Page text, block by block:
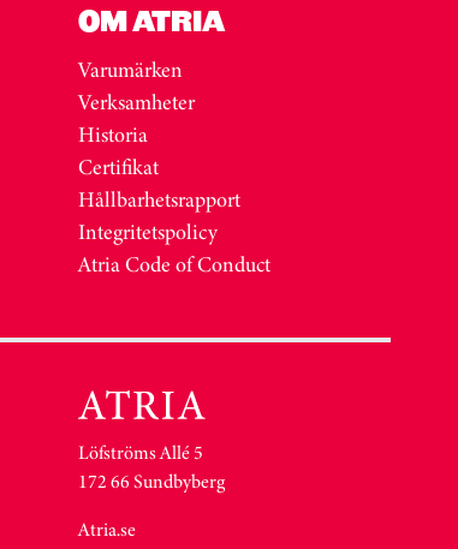
OM ATRIA
Varumärken
Verksamheter
Historia
Certifikat
Hållbarhetsrapport
Integritetspolicy
Atria Code of Conduct
Löfströms Allé 5
172 66 Sundbyberg
Atria.se